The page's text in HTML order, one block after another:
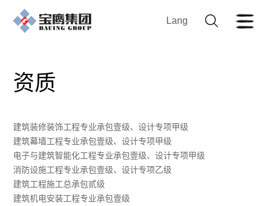
Lang
资质
建筑装修装饰工程专业承包壹级、设计专项甲级
建筑幕墙工程专业承包壹级、设计专项甲级
电子与建筑智能化工程专业承包壹级、设计专项甲级
消防设施工程专业承包壹级、设计专项乙级
建筑工程施工总承包贰级
建筑机电安装工程专业承包壹级